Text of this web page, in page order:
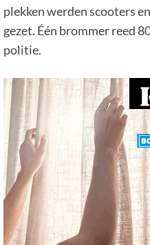
plekken werden scooters
gezet. Één brommer reed
politie.